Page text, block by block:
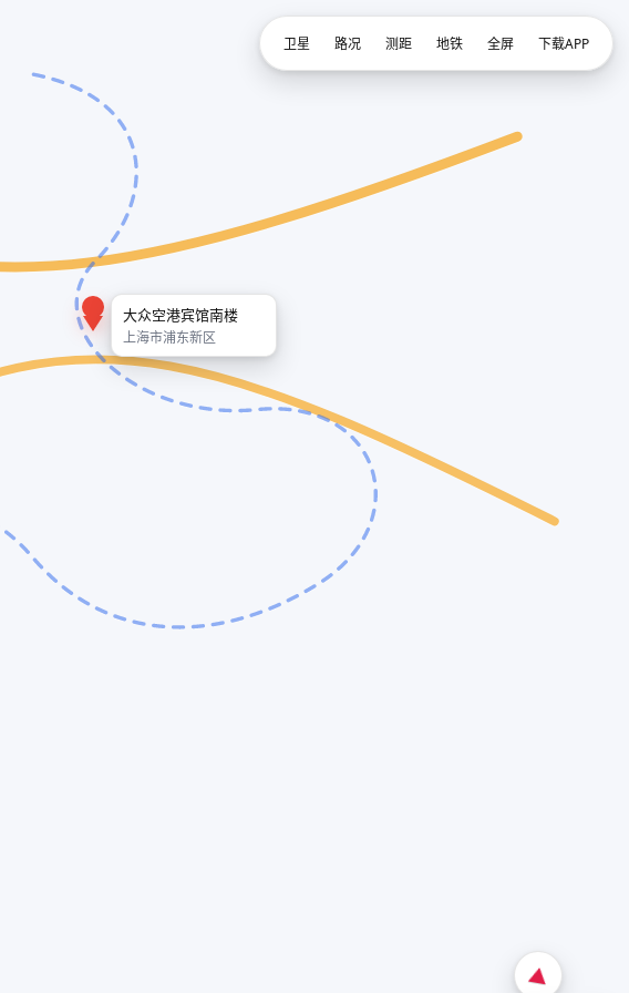
大众空港宾馆南楼
上海市浦东新区
卫星 路况 测距 地铁 全屏 下载APP